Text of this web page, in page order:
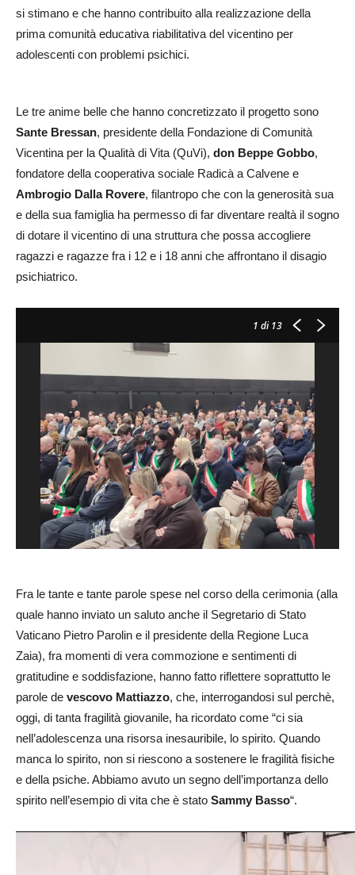
si stimano e che hanno contribuito alla realizzazione della
prima comunità educativa riabilitativa del vicentino per
adolescenti con problemi psichici.
Le tre anime belle che hanno concretizzato il progetto sono
Sante Bressan, presidente della Fondazione di Comunità
Vicentina per la Qualità di Vita (QuVi), don Beppe Gobbo,
fondatore della cooperativa sociale Radicà a Calvene e
Ambrogio Dalla Rovere, filantropo che con la generosità sua
e della sua famiglia ha permesso di far diventare realtà il sogno
di dotare il vicentino di una struttura che possa accogliere
ragazzi e ragazze fra i 12 e i 18 anni che affrontano il disagio
psichiatrico.
1 di 13
Fra le tante e tante parole spese nel corso della cerimonia (alla
quale hanno inviato un saluto anche il Segretario di Stato
Vaticano Pietro Parolin e il presidente della Regione Luca
Zaia), fra momenti di vera commozione e sentimenti di
gratitudine e soddisfazione, hanno fatto riflettere soprattutto le
parole de vescovo Mattiazzo, che, interrogandosi sul perchè,
oggi, di tanta fragilità giovanile, ha ricordato come “ci sia
nell’adolescenza una risorsa inesauribile, lo spirito. Quando
manca lo spirito, non si riescono a sostenere le fragilità fisiche
e della psiche. Abbiamo avuto un segno dell’importanza dello
spirito nell’esempio di vita che è stato Sammy Basso“.